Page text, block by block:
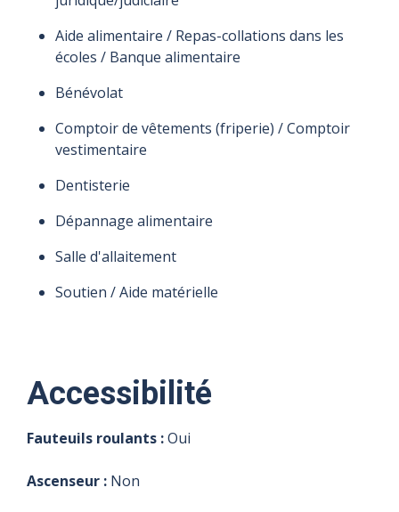
Aide alimentaire / Repas-collations dans les
écoles / Banque alimentaire
Bénévolat
Comptoir de vêtements (friperie) / Comptoir
vestimentaire
Dentisterie
Dépannage alimentaire
Salle d'allaitement
Soutien / Aide matérielle
Accessibilité
Fauteuils roulants :Oui
Ascenseur : Non